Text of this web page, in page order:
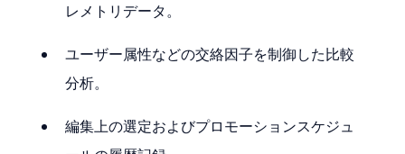
レメトリデータ。
ユーザー属性などの交絡因子を制御した比較
分析。
編集上の選定およびプロモーションスケジュ